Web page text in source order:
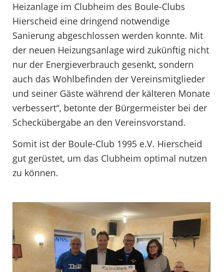
Heizanlage im Clubheim des Boule-Clubs
Hierscheid eine dringend notwendige
Sanierung abgeschlossen werden konnte. Mit
der neuen Heizungsanlage wird zukünftig nicht
nur der Energieverbrauch gesenkt, sondern
auch das Wohlbefinden der Vereinsmitglieder
und seiner Gäste während der kälteren Monate
verbessert“, betonte der Bürgermeister bei der
Scheckübergabe an den Vereinsvorstand.
Somit ist der Boule-Club 1995 e.V. Hierscheid
gut gerüstet, um das Clubheim optimal nutzen
zu können.